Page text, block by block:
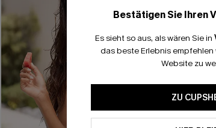
Bestätigen Sie Ihren
Es sieht so aus, als wären Sie in
das beste Erlebnis empfehlen
Website zu
ZU